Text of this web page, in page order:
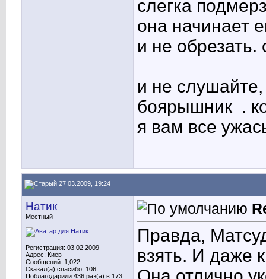
слегка
она начинает
и не обрезать.
и не слушайте,
боярышник .
я вам все
27.03.2009, 19:24
Натик
Местный
Регистрация: 03.02.2009
Адрес: Киев
Сообщений: 1,022
Сказал(а) спасибо: 106
Поблагодарили 436 раз(а) в 173
Правда,
взять. И даже